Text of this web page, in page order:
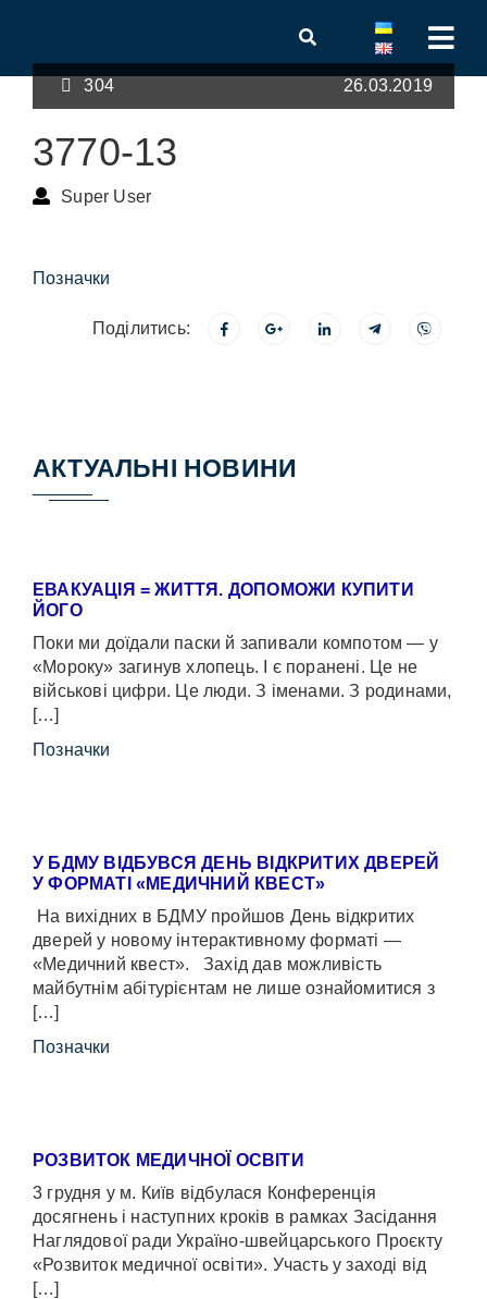
304 26.03.2019
3770-13
Super User
Позначки
Поділитись:
АКТУАЛЬНІ НОВИНИ
ЕВАКУАЦІЯ = ЖИТТЯ. ДОПОМОЖИ КУПИТИ
ЙОГО
Поки ми доїдали паски й запивали компотом — у
«Мороку» загинув хлопець. І є поранені. Це не
військові цифри. Це люди. З іменами. З родинами,
[…]
Позначки
У БДМУ ВІДБУВСЯ ДЕНЬ ВІДКРИТИХ ДВЕРЕЙ
У ФОРМАТІ «МЕДИЧНИЙ КВЕСТ»
На вихідних в БДМУ пройшов День відкритих
дверей у новому інтерактивному форматі —
«Медичний квест». Захід дав можливість
майбутнім абітурієнтам не лише ознайомитися з
[…]
Позначки
РОЗВИТОК МЕДИЧНОЇ ОСВІТИ
3 грудня у м. Київ відбулася Конференція
досягнень і наступних кроків в рамках Засідання
Наглядової ради Україно-швейцарського Проєкту
«Розвиток медичної освіти». Участь у заході від
[…]